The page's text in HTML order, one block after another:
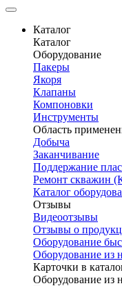
Каталог
Каталог
Оборудование
Пакеры
Якоря
Клапаны
Компоновки
Инструменты
Область
Добыча
Заканчивание
Поддержание
Ремонт скважин
Каталог
Отзывы
Видеоотзывы
Отзывы о
Оборудование
Оборудование из
Карточки в
Оборудование из